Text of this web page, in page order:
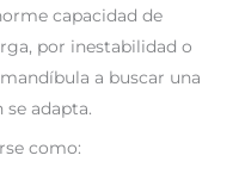
capacidad de
por inestabilidad o
a buscar una
se adapta.
como: